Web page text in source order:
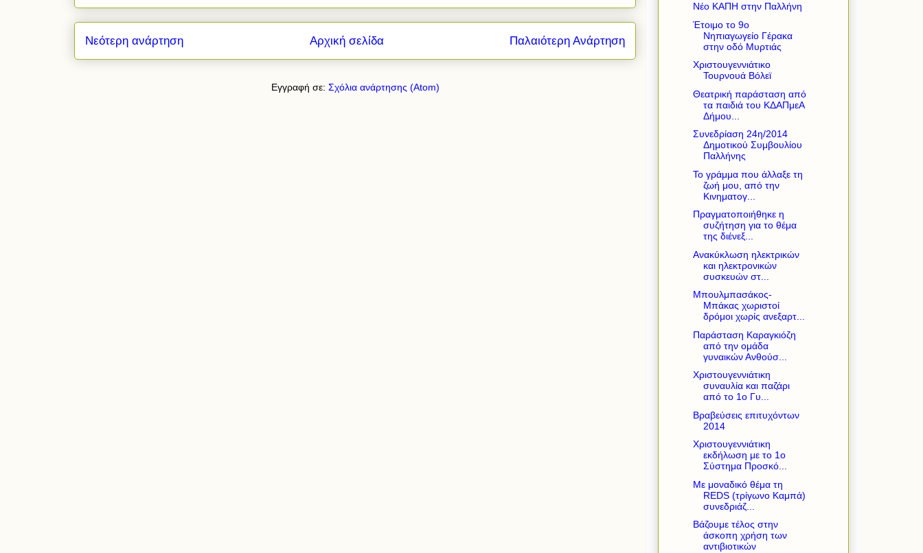
Νεότερη ανάρτηση Παλαιότερη Ανάρτηση
Αρχική σελίδα
Εγγραφή σε: Σχόλια ανάρτησης (Atom)
Νέο ΚΑΠΗ στην Παλλήνη
Έτοιμο το 9ο
Νηπιαγωγείο Γέρακα
στην οδό Μυρτιάς
Xριστουγεννιάτικο
Τουρνουά Βόλεϊ
Θεατρική παράσταση από
τα παιδιά του ΚΔΑΠμεΑ
Δήμου...
Συνεδρίαση 24η/2014
Δημοτικού Συμβουλίου
Παλλήνης
Το γράμμα που άλλαξε τη
ζωή μου, από την
Κινηματογ...
Πραγματοποιήθηκε η
συζήτηση για το θέμα
της διένεξ...
Ανακύκλωση ηλεκτρικών
και ηλεκτρονικών
συσκευών στ...
Μπουλμπασάκος-
Μπάκας χωριστοί
δρόμοι χωρίς ανεξαρτ...
Παράσταση Καραγκιόζη
από την ομάδα
γυναικών Ανθούσ...
Χριστουγεννιάτικη
συναυλία και παζάρι
από το 1ο Γυ...
Βραβεύσεις επιτυχόντων
2014
Χριστουγεννιάτικη
εκδήλωση με το 1ο
Σύστημα Προσκό...
Με μοναδικό θέμα τη
REDS (τρίγωνο Καμπά)
συνεδριάζ...
Βάζουμε τέλος στην
άσκοπη χρήση των
αντιβιοτικών